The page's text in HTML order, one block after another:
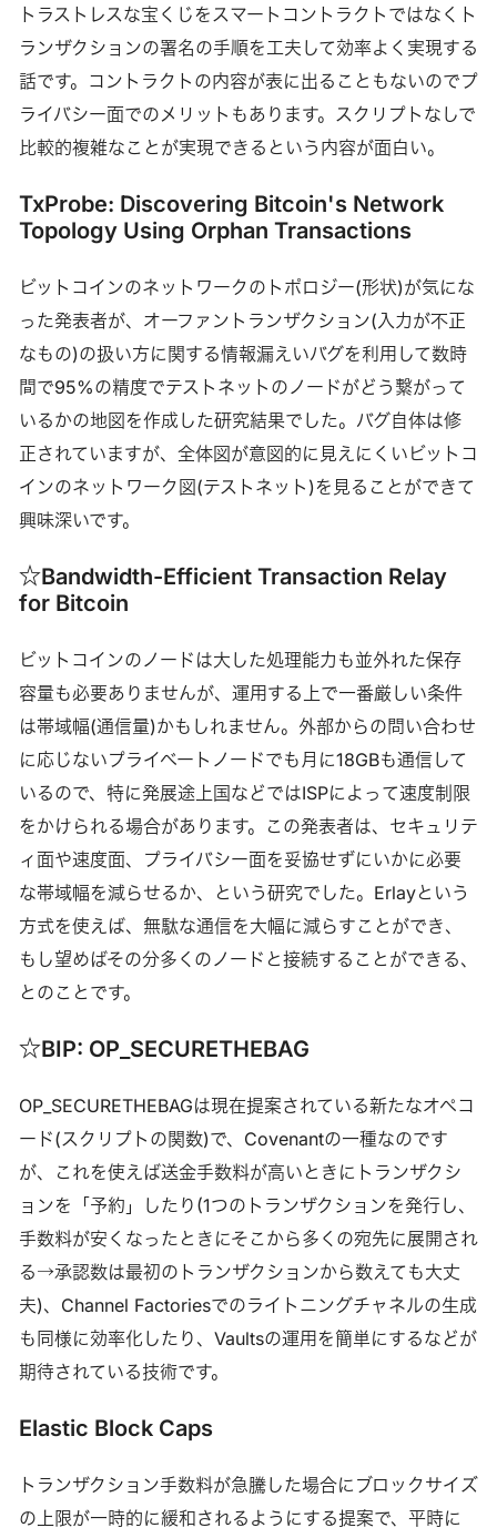
トラストレスな宝くじをスマートコントラクトではなくト
ランザクションの署名の手順を工夫して効率よく実現する
話です。コントラクトの内容が表に出ることもないのでプ
ライバシー面でのメリットもあります。スクリプトなしで
比較的複雑なことが実現できるという内容が面白い。
TxProbe: Discovering Bitcoin's Network
Topology Using Orphan Transactions
ビットコインのネットワークのトポロジー(形状)が気にな
った発表者が、オーファントランザクション(入力が不正
なもの)の扱い方に関する情報漏えいバグを利用して数時
間で95%の精度でテストネットのノードがどう繋がって
いるかの地図を作成した研究結果でした。バグ自体は修
正されていますが、全体図が意図的に見えにくいビットコ
インのネットワーク図(テストネット)を見ることができて
興味深いです。
☆Bandwidth-Efficient Transaction Relay
for Bitcoin
ビットコインのノードは大した処理能力も並外れた保存
容量も必要ありませんが、運用する上で一番厳しい条件
は帯域幅(通信量)かもしれません。外部からの問い合わせ
に応じないプライベートノードでも月に18GBも通信して
いるので、特に発展途上国などではISPによって速度制限
をかけられる場合があります。この発表者は、セキュリテ
ィ面や速度面、プライバシー面を妥協せずにいかに必要
な帯域幅を減らせるか、という研究でした。Erlayという
方式を使えば、無駄な通信を大幅に減らすことができ、
もし望めばその分多くのノードと接続することができる、
とのことです。
☆BIP: OP_SECURETHEBAG
OP_SECURETHEBAGは現在提案されている新たなオペコ
ード(スクリプトの関数)で、Covenantの一種なのです
が、これを使えば送金手数料が高いときにトランザクシ
ョンを「予約」したり(1つのトランザクションを発行し、
手数料が安くなったときにそこから多くの宛先に展開され
る→承認数は最初のトランザクションから数えても大丈
夫)、Channel Factoriesでのライトニングチャネルの生成
も同様に効率化したり、Vaultsの運用を簡単にするなどが
期待されている技術です。
Elastic Block Caps
トランザクション手数料が急騰した場合にブロックサイズ
の上限が一時的に緩和されるようにする提案で、平時に